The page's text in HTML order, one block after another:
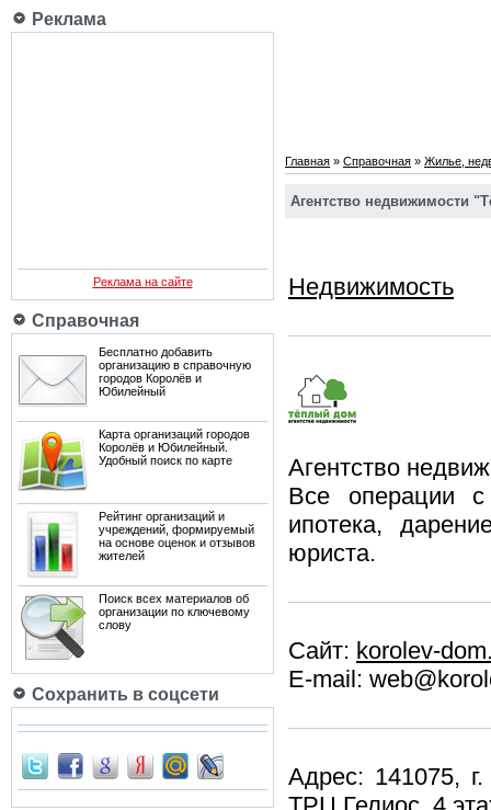
Реклама
Реклама на сайте
Справочная
Бесплатно добавить
организацию в справочную
городов Королёв и
Юбилейный
Карта организаций городов
Королёв и Юбилейный.
Удобный поиск по карте
Рейтинг организаций и
учреждений, формируемый
на основе оценок и отзывов
жителей
Поиск всех материалов об
организации по ключевому
слову
Сохранить в соцсети
Главная » Справочная » Жилье,
Агентство недвижимости
Недвижимость
Агентство
Все операции с
ипотека,
юриста.
Сайт: korolev-
E-mail:
Адрес: 141075,